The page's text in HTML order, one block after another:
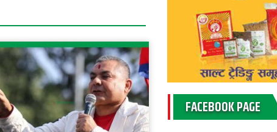
FACEBOOK PAGE